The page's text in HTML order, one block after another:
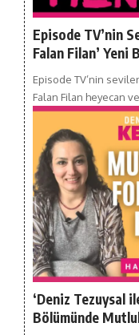
Episode TV’nin
Falan Filan’ Yeni
Episode TV’nin
Falan Filan heyecan
‘Deniz Tezuysal
Bölümünde